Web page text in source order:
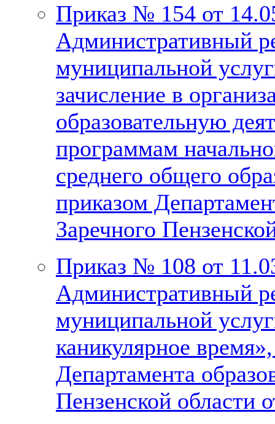
Приказ № 154 от
Административный
муниципальной
зачисление в
образовательную
программам
среднего общего
приказом
Заречного
Приказ № 108 от
Административный
муниципальной
каникулярное
Департамента
Пензенской области